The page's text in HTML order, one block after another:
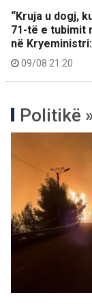
“Kruja u dogj,
71-të e tubimit
në
09/08 21:20
Politikë